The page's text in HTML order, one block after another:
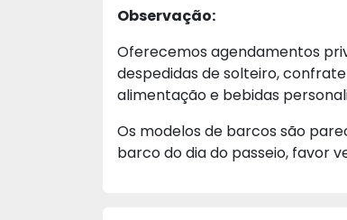
Observação:
Oferecemos agendamentos
despedidas de solteiro,
alimentação e bebidas
Os modelos de barcos são
barco do dia do passeio, favor